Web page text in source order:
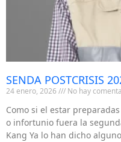
SENDA POSTCRISIS
24 enero, 2026 No hay
Como si el estar
o infortunio fuera la
Kang Ya lo han dicho